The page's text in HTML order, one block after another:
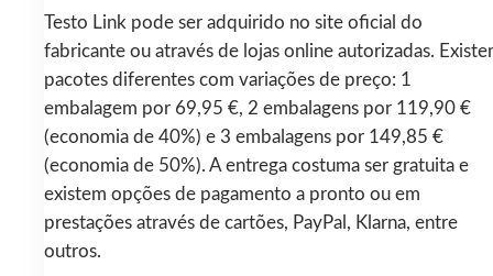
Testo Link pode ser adquirido no site oficial do
fabricante ou através de lojas online autorizadas.
pacotes diferentes com variações de preço: 1
embalagem por 69,95 €, 2 embalagens por 119,90 €
(economia de 40%) e 3 embalagens por 149,85 €
(economia de 50%). A entrega costuma ser gratuita e
existem opções de pagamento a pronto ou em
prestações através de cartões, PayPal, Klarna, entre
outros.